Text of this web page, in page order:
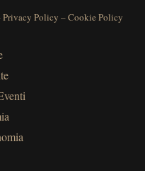
Privacy Policy –Cookie Policy